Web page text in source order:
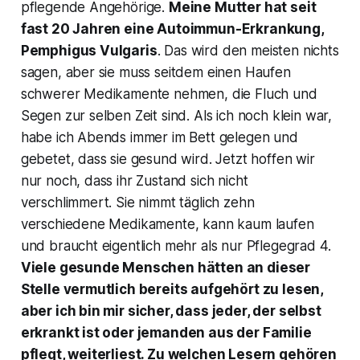
pflegende Angehörige. Meine Mutter hat seit
fast 20 Jahren eine Autoimmun-Erkrankung,
Pemphigus Vulgaris. Das wird den meisten nichts
sagen, aber sie muss seitdem einen Haufen
schwerer Medikamente nehmen, die Fluch und
Segen zur selben Zeit sind. Als ich noch klein war,
habe ich Abends immer im Bett gelegen und
gebetet, dass sie gesund wird. Jetzt hoffen wir
nur noch, dass ihr Zustand sich nicht
verschlimmert. Sie nimmt täglich zehn
verschiedene Medikamente, kann kaum laufen
und braucht eigentlich mehr als nur Pflegegrad 4.
Viele gesunde Menschen hätten an dieser
Stelle vermutlich bereits aufgehört zu lesen,
aber ich bin mir sicher, dass jeder, der selbst
erkrankt ist oder jemanden aus der Familie
pflegt, weiterliest. Zu welchen Lesern gehören